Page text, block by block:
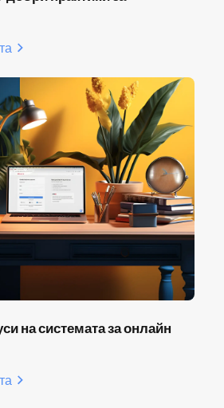
на системата за онлайн